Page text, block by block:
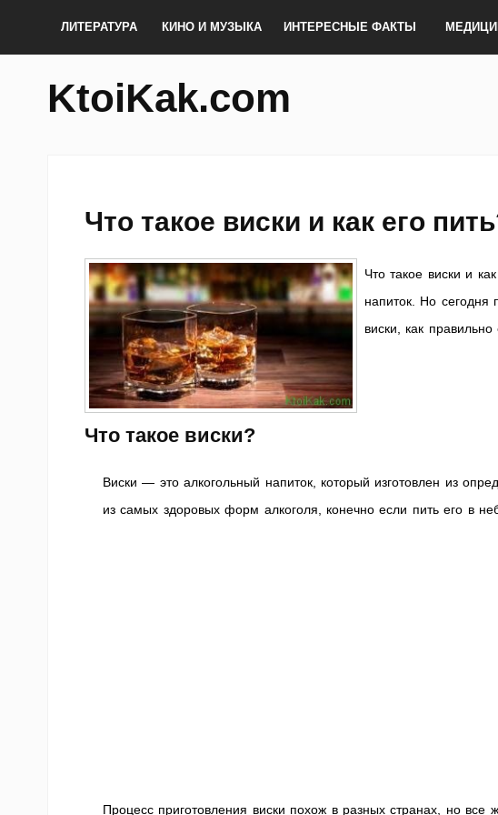
ЛИТЕРАТУРА КИНО И МУЗЫКА ИНТЕРЕСНЫЕ ФАКТЫ
KtoiKak.com
Что такое виски и как его
Что такое виски и
напиток. Но сегодня
виски, как правильно
Что такое виски?
Виски — это алкогольный напиток, который изготовлен из
из самых здоровых форм алкоголя, конечно если пить его в
Процесс приготовления виски похож в разных странах, но